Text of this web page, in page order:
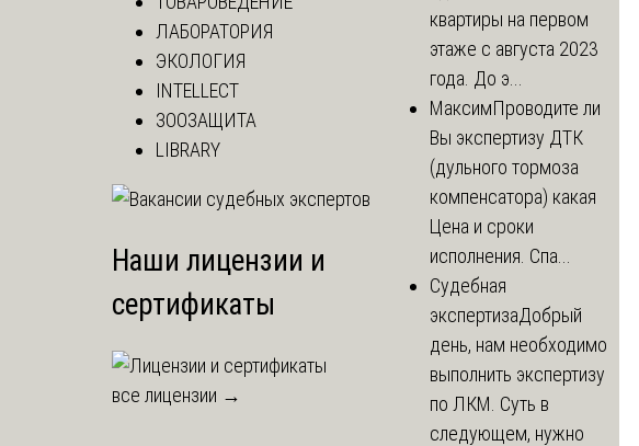
ЛАБОРАТОРИЯ
ЭКОЛОГИЯ
INTELLECT
ЗООЗАЩИТА
LIBRARY
Наши лицензии и
сертификаты
все лицензии →
квартиры на первом
этаже с августа 2023
года. До э...
МаксимПроводите ли
Вы экспертизу ДТК
(дульного тормоза
компенсатора) какая
Цена и сроки
исполнения. Спа...
Судебная
экспертизаДобрый
день, нам необходимо
выполнить экспертизу
по ЛКМ. Суть в
следующем, нужно